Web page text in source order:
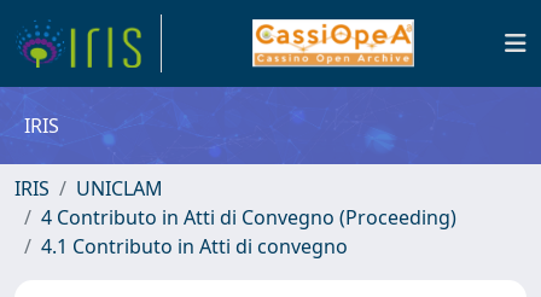
IRIS
IRIS
UNICLAM
4 Contributo in Atti di Convegno (Proceeding)
4.1 Contributo in Atti di convegno